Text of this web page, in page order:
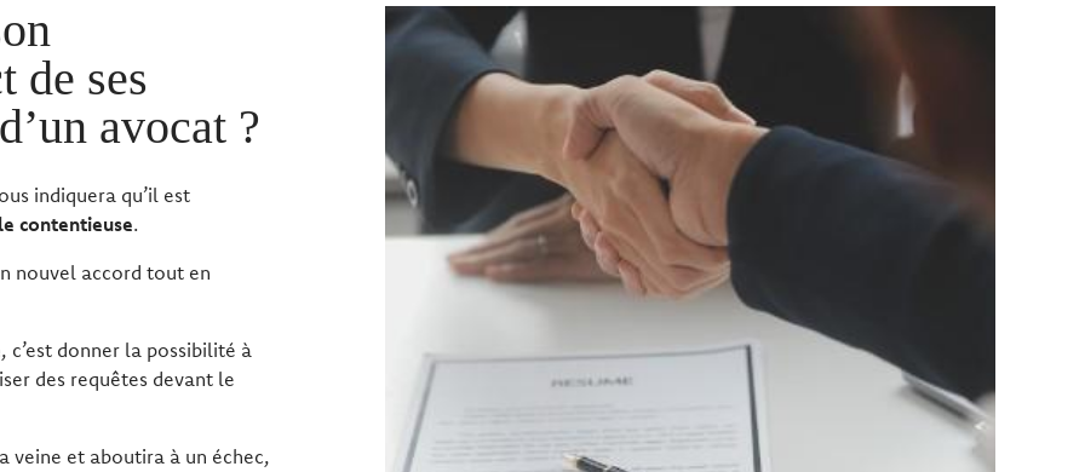
de ses
avocat ?
indiquera qu’il est
contentieuse.
nouvel accord tout en
, c’est donner la possibilité à
des requêtes devant le
veine et aboutira à un échec,